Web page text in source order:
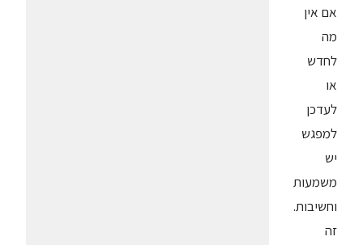
אם אין
מה
לחדש
או
לעדכן
למפגש
יש
משמעות
וחשיבות.
זה